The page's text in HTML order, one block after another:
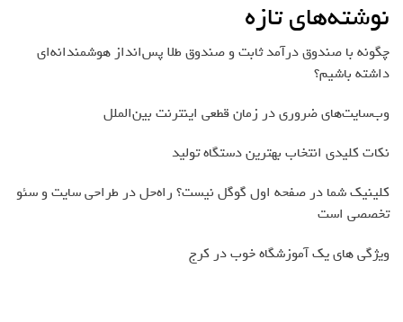
نوشته‌های تازه
چگونه با صندوق درآمد ثابت و صندوق طلا پس‌انداز هوشمندانه‌ای
داشته باشیم؟
وب‌سایت‌های ضروری در زمان قطعی اینترنت بین‌الملل
نکات کلیدی انتخاب بهترین دستگاه تولید
کلینیک شما در صفحه اول گوگل نیست؟ راه‌حل در طراحی سایت و سئو
تخصصی است
ویژگی های یک آموزشگاه خوب در کرج